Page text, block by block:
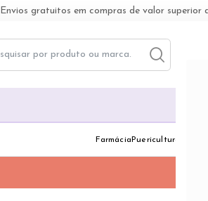
Envios gratuitos em compras de valor
FarmáciaToggle
Puericultura